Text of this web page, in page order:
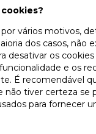
vários motivos,
dos casos, não
desativar os
e os
É recomendável
não tiver certeza se
para fornecer